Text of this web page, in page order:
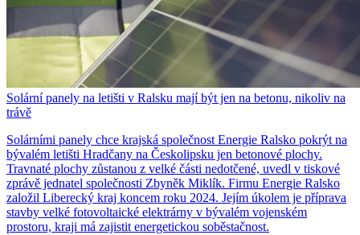
Solární panely na letišti v Ralsku mají být jen na betonu, nikoliv na
trávě
Solárními panely chce krajská společnost Energie Ralsko pokrýt na
bývalém letišti Hradčany na Českolipsku jen betonové plochy.
Travnaté plochy zůstanou z velké části nedotčené, uvedl v tiskové
zprávě jednatel společnosti Zbyněk Miklík. Firmu Energie Ralsko
založil Liberecký kraj koncem roku 2024. Jejím úkolem je příprava
stavby velké fotovoltaické elektrárny v bývalém vojenském
prostoru, kraji má zajistit energetickou soběstačnost.